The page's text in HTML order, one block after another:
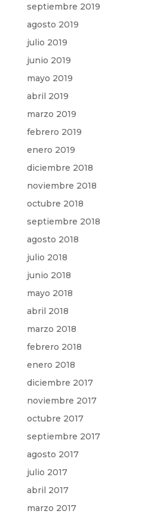
septiembre 2019
agosto 2019
julio 2019
junio 2019
mayo 2019
abril 2019
marzo 2019
febrero 2019
enero 2019
diciembre 2018
noviembre 2018
octubre 2018
septiembre 2018
agosto 2018
julio 2018
junio 2018
mayo 2018
abril 2018
marzo 2018
febrero 2018
enero 2018
diciembre 2017
noviembre 2017
octubre 2017
septiembre 2017
agosto 2017
julio 2017
abril 2017
marzo 2017